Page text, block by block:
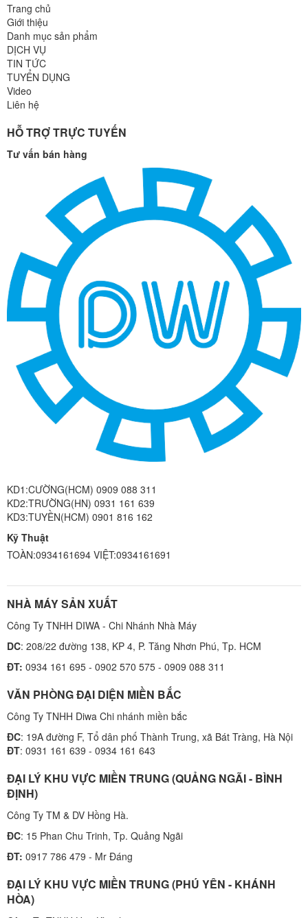
Trang chủ
Giới thiệu
Danh mục sản phẩm
DỊCH VỤ
TIN TỨC
TUYỂN DỤNG
Video
Liên hệ
HỖ TRỢ TRỰC TUYẾN
Tư vấn bán hàng
KD1:CƯỜNG(HCM) 0909 088 311
KD2:TRƯỜNG(HN) 0931 161 639
KD3:TUYỀN(HCM) 0901 816 162
Kỹ Thuật
TOÀN:0934161694 VIỆT:0934161691
NHÀ MÁY SẢN XUẤT
Công Ty TNHH DIWA - Chi Nhánh Nhà Máy
DC: 208/22 đường 138, KP 4, P. Tăng Nhơn Phú, Tp. HCM
ĐT: 0934 161 695 - 0902 570 575 - 0909 088 311
VĂN PHÒNG ĐẠI DIỆN MIỀN BẮC
Công Ty TNHH Diwa Chi nhánh miền bắc
ĐC: 19A đường F, Tổ dân phố Thành Trung, xã Bát Tràng, Hà Nội
ĐT: 0931 161 639 - 0934 161 643
ĐẠI LÝ KHU VỰC MIỀN TRUNG (QUẢNG NGÃI - BÌNH
ĐỊNH)
Công Ty TM & DV Hồng Hà.
ĐC: 15 Phan Chu Trinh, Tp. Quảng Ngãi
ĐT: 0917 786 479 - Mr Đáng
ĐẠI LÝ KHU VỰC MIỀN TRUNG (PHÚ YÊN - KHÁNH
HÒA)